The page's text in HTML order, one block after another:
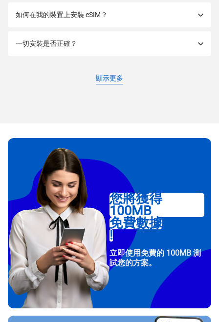
如何在我的裝置上安裝 eSIM？
一切安裝是否正確？
顯示更多
您將獲得
100MB
免費數據
!
立即使用免費的 100MB 測
試您的方案。